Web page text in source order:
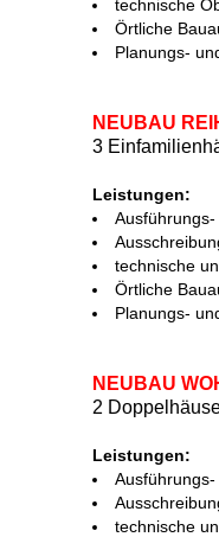
technische
Örtliche
Planungs-
NEUBAU
3
Leistungen:
technische
Örtliche
Planungs-
NEUBAU
2
Leistungen:
technische